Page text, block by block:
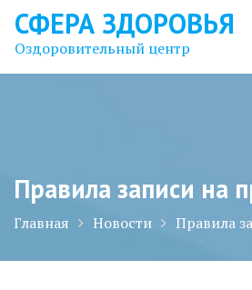
Перейти
содержимому
СФЕРА ЗДОРОВЬЯ
Оздоровительный центр
Правила записи на
Главная Новости Правила